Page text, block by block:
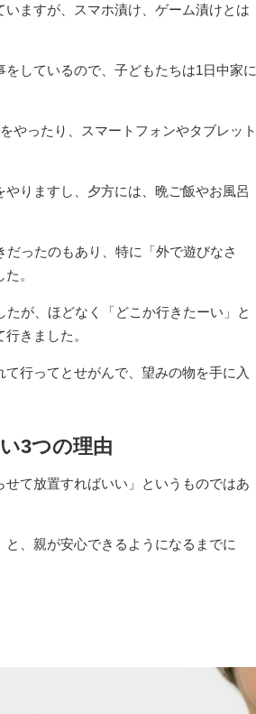
ますが、スマホ漬け、ゲーム漬けとは
しているので、子どもたちは1日中家に
やったり、スマートフォンやタブレット
りますし、夕方には、晩ご飯やお風呂
ったのもあり、特に「外で遊びなさ
。
が、ほどなく「どこか行きたーい」と
きました。
行ってとせがんで、望みの物を手に入
3つの理由
て放置すればいい」というものではあ
と、親が安心できるようになるまでに